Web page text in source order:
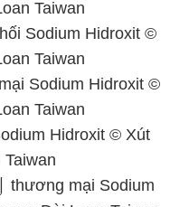
Phường Bình Trị
Gòn TP. Hồ Chí